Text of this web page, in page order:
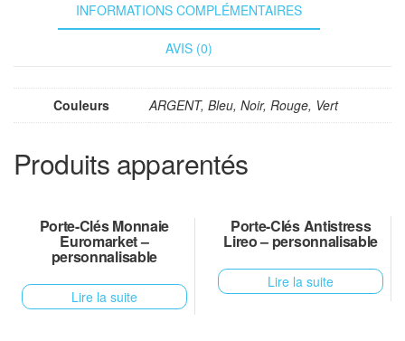
INFORMATIONS COMPLÉMENTAIRES
AVIS (0)
Couleurs ARGENT, Bleu, Noir, Rouge, Vert
Produits apparentés
Porte-Clés Monnaie
Euromarket –
personnalisable
Lire la suite
Porte-Clés Antistress
Lireo – personnalisable
Lire la suite